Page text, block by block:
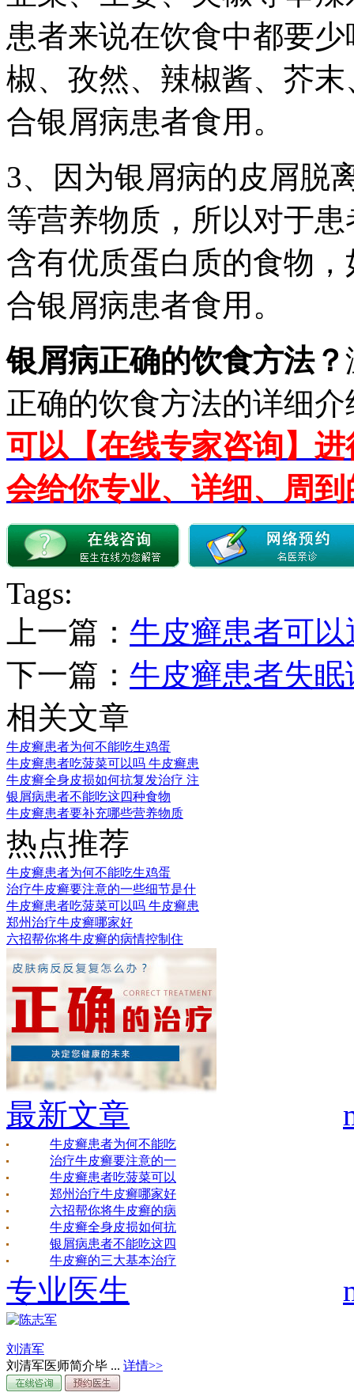
患者来说在饮食中都要
椒、孜然、辣椒酱、芥
合银屑病患者食用。
3、因为银屑病的皮屑脱
等营养物质，所以对于
含有优质蛋白质的食物
合银屑病患者食用。
银屑病正确的饮食方法？
正确的饮食方法的详细介
可以【在线专家咨询】
会给你专业、详细、周到
Tags:
上一篇： 牛皮癣患者可
下一篇： 牛皮癣患者失
相关文章
牛皮癣患者为何不能吃生鸡蛋
牛皮癣患者吃菠菜可以吗 牛皮癣患
牛皮癣全身皮损如何抗复发治疗 注
银屑病患者不能吃这四种食物
牛皮癣患者要补充哪些营养物质
热点推荐
牛皮癣患者为何不能吃生鸡蛋
治疗牛皮癣要注意的一些细节是什
牛皮癣患者吃菠菜可以吗 牛皮癣患
郑州治疗牛皮癣哪家好
六招帮你将牛皮癣的病情控制住
最新文章
牛皮癣患者为何不能吃
治疗牛皮癣要注意的一
牛皮癣患者吃菠菜可以
郑州治疗牛皮癣哪家好
六招帮你将牛皮癣的病
牛皮癣全身皮损如何抗
银屑病患者不能吃这四
牛皮癣的三大基本治疗
专业医生
刘清军
刘清军医师简介毕 ... 详情>>